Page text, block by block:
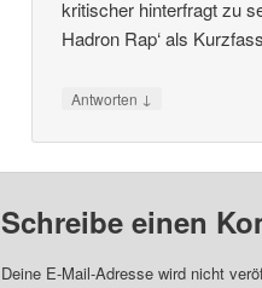
kritischer hinterfragt zu
Hadron Rap‘ als
Antworten ↓
Schreibe einen
Deine E-Mail-Adresse wird nicht